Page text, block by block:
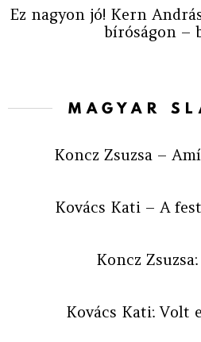
Ez nagyon jó! Kern
bíróságon –
MAGYAR
Koncz Zsuzsa –
Kovács Kati – A
Koncz
Kovács Kati: Volt